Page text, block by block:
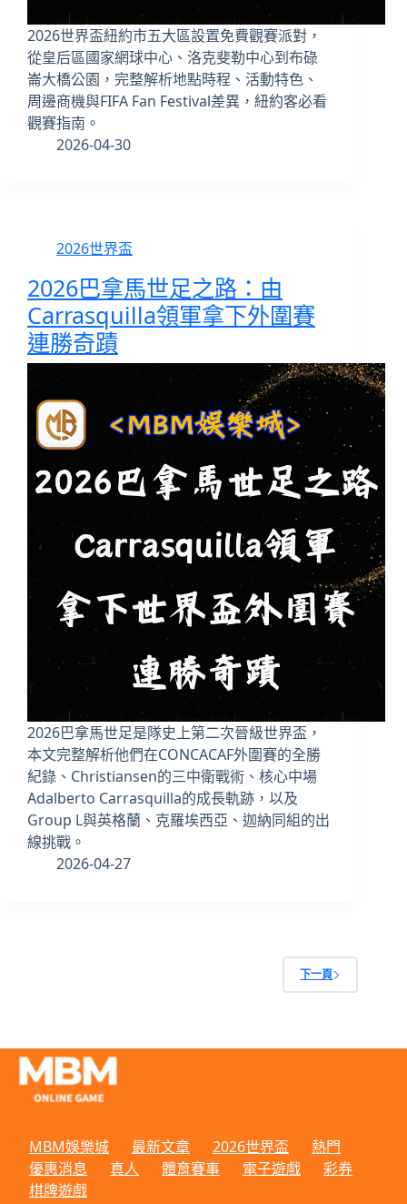
2026世界盃紐約市五大區設置免費觀賽派對，
從皇后區國家網球中心、洛克斐勒中心到布碌
崙大橋公園，完整解析地點時程、活動特色、
周邊商機與FIFA Fan Festival差異，紐約客必看
觀賽指南。
2026-04-30
2026世界盃
2026巴拿馬世足之路：由
Carrasquilla領軍拿下外圍賽
連勝奇蹟
2026巴拿馬世足是隊史上第二次晉級世界盃，
本文完整解析他們在CONCACAF外圍賽的全勝
紀錄、Christiansen的三中衛戰術、核心中場
Adalberto Carrasquilla的成長軌跡，以及
Group L與英格蘭、克羅埃西亞、迦納同組的出
線挑戰。
2026-04-27
下一頁
MBM娛樂城 最新文章 2026世界盃
熱門
優惠消息
真人 體育賽事 電子遊戲
彩券
棋牌遊戲